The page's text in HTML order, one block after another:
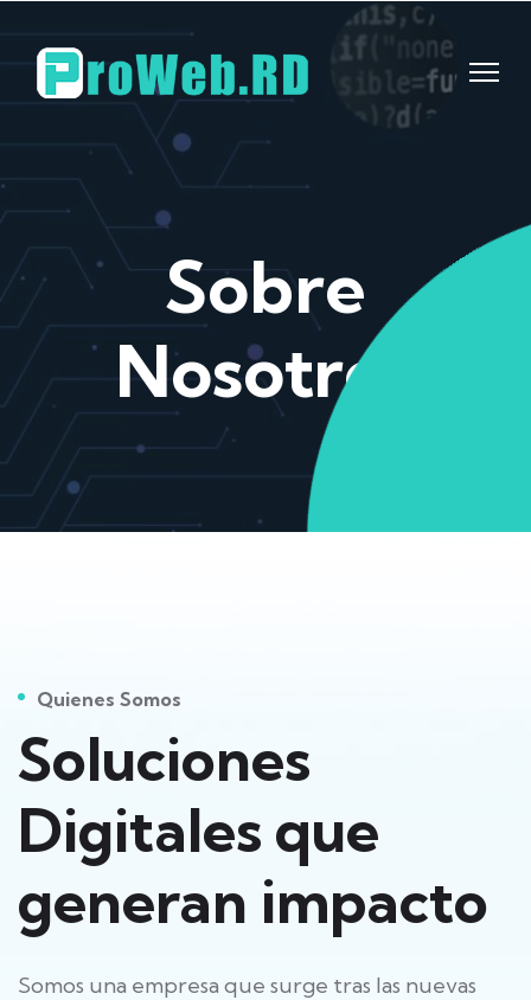
Sobre
Nosotros
Quienes Somos
Soluciones
Digitales que
generan impacto
Somos una empresa que surge tras las nuevas